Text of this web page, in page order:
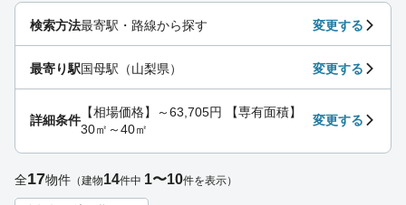
検索方法最寄駅・路線から探す 変更する
最寄り駅国母駅（山梨県） 変更する
詳細条件
【相場価格】～63,705円 【専有面積】
30㎡～40㎡
変更する
全17物件 （建物14件中 1〜10件を表示）